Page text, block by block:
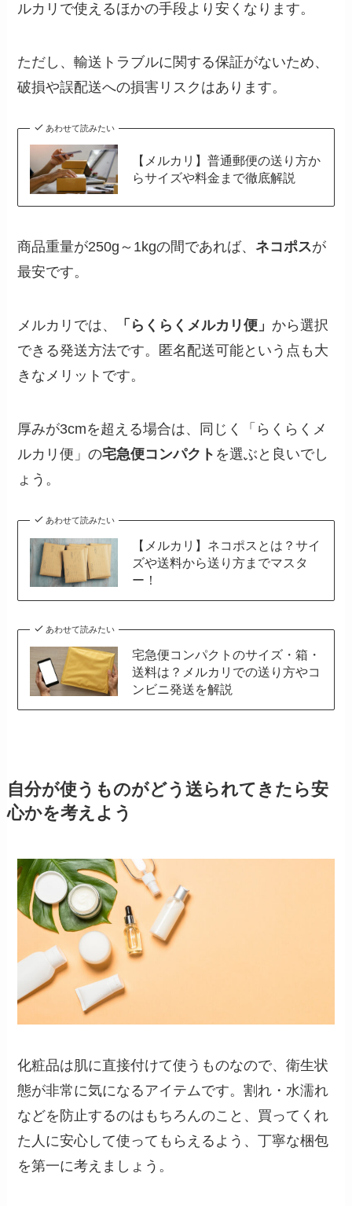
ルカリで使えるほかの手段より安くなります。
ただし、輸送トラブルに関する保証がないため、
破損や誤配送への損害リスクはあります。
あわせて読みたい
【メルカリ】普通郵便の送り方か
らサイズや料金まで徹底解説
商品重量が250g～1kgの間であれば、 ネコポスが
最安です。
メルカリでは、 「らくらくメルカリ便」 から選択
できる発送方法です。匿名配送可能という点も大
きなメリットです。
厚みが3cmを超える場合は、同じく「らくらくメ
ルカリ便」の宅急便コンパクト を選ぶと良いでし
ょう。
あわせて読みたい
【メルカリ】ネコポスとは？サイ
ズや送料から送り方までマスタ
ー！
あわせて読みたい
宅急便コンパクトのサイズ・箱・
送料は？メルカリでの送り方やコ
ンビニ発送を解説
自分が使うものがどう送られてきたら安
心かを考えよう
化粧品は肌に直接付けて使うものなので、衛生状
態が非常に気になるアイテムです。割れ・水濡れ
などを防止するのはもちろんのこと、買ってくれ
た人に安心して使ってもらえるよう、丁寧な梱包
を第一に考えましょう。